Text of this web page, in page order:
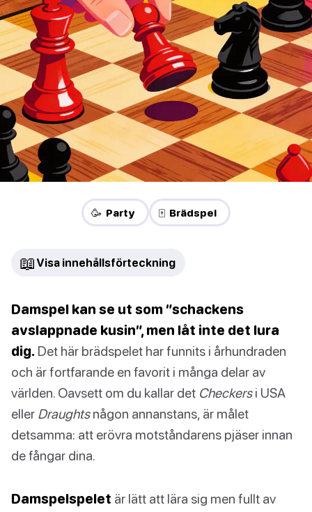
🥳 Party 🀄 Brädspel
📖 Visa innehållsförteckning
Damspel kan se ut som ”schackens
avslappnade kusin”, men låt inte det lura
dig. Det här brädspelet har funnits i århundraden
och är fortfarande en favorit i många delar av
världen. Oavsett om du kallar det Checkersi USA
eller Draughtsnågon annanstans, är målet
detsamma: att erövra motståndarens pjäser innan
de fångar dina.
Damspelspelet är lätt att lära sig men fullt av